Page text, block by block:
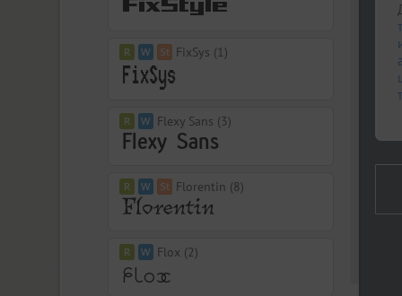
FixSys (1)
Flexy Sans (3)
Florentin (8)
Flox (2)